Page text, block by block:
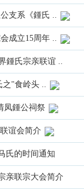
支系《鍾氏 ..
成立15周年 ..
鍾氏宗亲联谊 ..
之"食岭头 ..
凤鍾公祠祭
谊会简介
氏的时间通知
亲联宗大会简介